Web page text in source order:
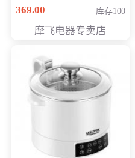
元
369.00 库存100
摩飞电器专卖店